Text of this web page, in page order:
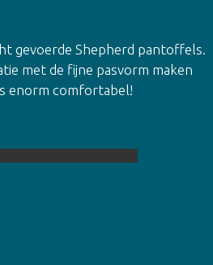
gevoerde Shepherd pantoffels.
met de fijne pasvorm maken
enorm comfortabel!